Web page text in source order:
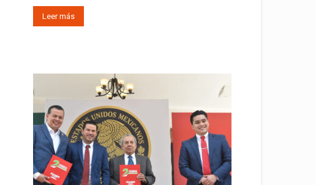
Leer más